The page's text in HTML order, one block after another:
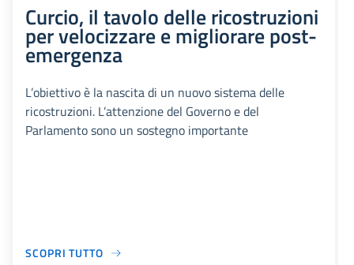
Curcio, il tavolo delle ricostruzioni
per velocizzare e migliorare post-
emergenza
L’obiettivo è la nascita di un nuovo sistema delle
ricostruzioni. L’attenzione del Governo e del
Parlamento sono un sostegno importante
SCOPRI TUTTO